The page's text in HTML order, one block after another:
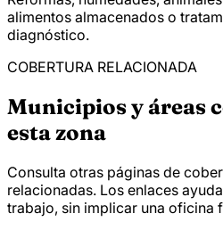
alimentos almacenados o
diagnóstico.
COBERTURA RELACIONADA
Municipios y áreas
esta zona
Consulta otras páginas de
relacionadas. Los enlaces
trabajo, sin implicar una oficina